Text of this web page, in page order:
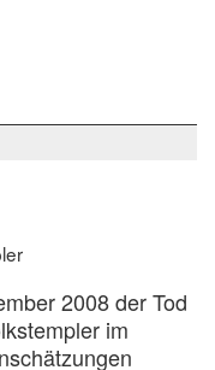
2008 der Tod
im